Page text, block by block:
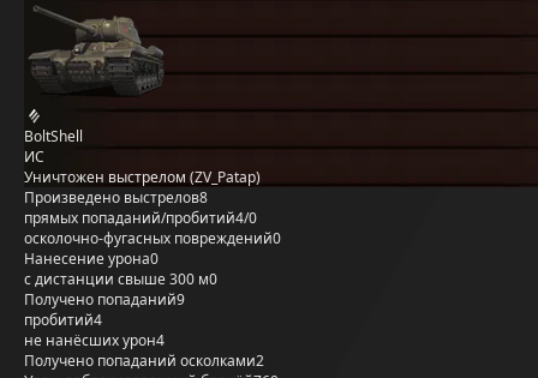
BoltShell
ИС
Уничтожен выстрелом (ZV_Patap)
Произведено выстрелов8
прямых попаданий/пробитий4/0
осколочно-фугасных повреждений0
Нанесение урона0
с дистанции свыше 300 м0
Получено попаданий9
пробитий4
не нанёсших урон4
Получено попаданий осколками2